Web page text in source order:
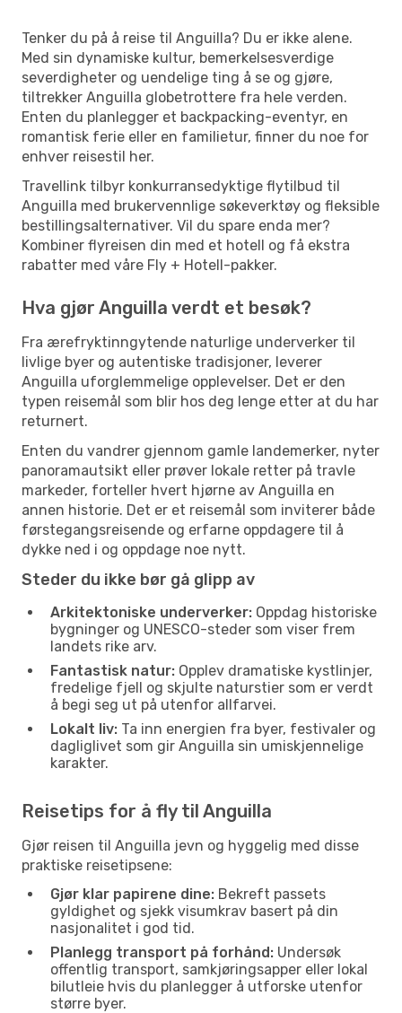
Tenker du på å reise til Anguilla? Du er ikke alene.
Med sin dynamiske kultur, bemerkelsesverdige
severdigheter og uendelige ting å se og gjøre,
tiltrekker Anguilla globetrottere fra hele verden.
Enten du planlegger et backpacking-eventyr, en
romantisk ferie eller en familietur, finner du noe for
enhver reisestil her.
Travellink tilbyr konkurransedyktige flytilbud til
Anguilla med brukervennlige søkeverktøy og fleksible
bestillingsalternativer. Vil du spare enda mer?
Kombiner flyreisen din med et hotell og få ekstra
rabatter med våre Fly + Hotell-pakker.
Hva gjør Anguilla verdt et besøk?
Fra ærefryktinngytende naturlige underverker til
livlige byer og autentiske tradisjoner, leverer
Anguilla uforglemmelige opplevelser. Det er den
typen reisemål som blir hos deg lenge etter at du har
returnert.
Enten du vandrer gjennom gamle landemerker, nyter
panoramautsikt eller prøver lokale retter på travle
markeder, forteller hvert hjørne av Anguilla en
annen historie. Det er et reisemål som inviterer både
førstegangsreisende og erfarne oppdagere til å
dykke ned i og oppdage noe nytt.
Steder du ikke bør gå glipp av
Arkitektoniske underverker: Oppdag historiske
bygninger og UNESCO-steder som viser frem
landets rike arv.
Fantastisk natur: Opplev dramatiske kystlinjer,
fredelige fjell og skjulte naturstier som er verdt
å begi seg ut på utenfor allfarvei.
Lokalt liv: Ta inn energien fra byer, festivaler og
dagliglivet som gir Anguilla sin umiskjennelige
karakter.
Reisetips for å fly til Anguilla
Gjør reisen til Anguilla jevn og hyggelig med disse
praktiske reisetipsene:
Gjør klar papirene dine: Bekreft passets
gyldighet og sjekk visumkrav basert på din
nasjonalitet i god tid.
Planlegg transport på forhånd: Undersøk
offentlig transport, samkjøringsapper eller lokal
bilutleie hvis du planlegger å utforske utenfor
større byer.